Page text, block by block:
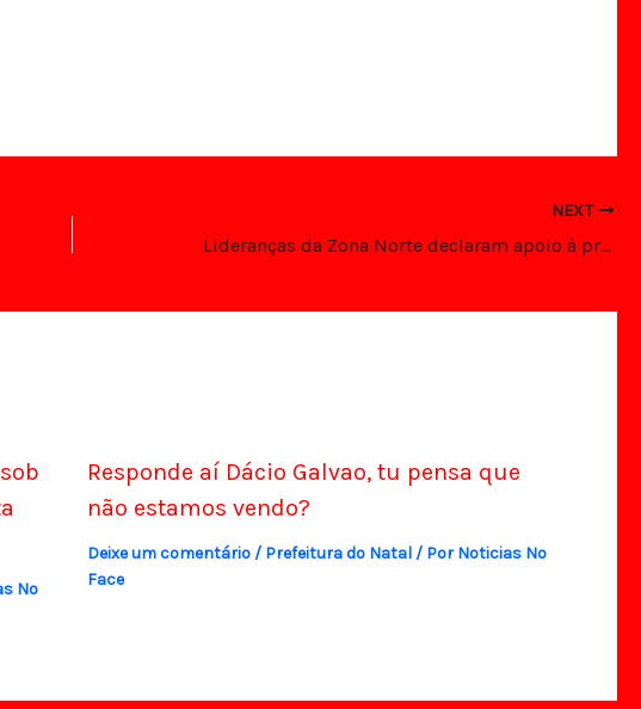
NEXT
Lideranças da Zona Norte declaram apoio à pré-candidatura de Eriko Jácome a deputado estadual
No
Responde aí Dácio Galvao, tu pensa que
não estamos vendo?
Deixe um comentário/ Prefeitura do Natal/ Por Noticias No
Face